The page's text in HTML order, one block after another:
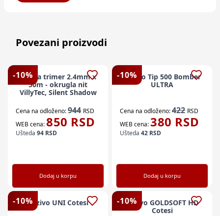
Povezani proizvodi
-10%
Silk za trimer 2.4mm x
50m - okrugla nit
VillyTec, Silent Shadow
Cena na odloženo:944 RSD
WEB cena:850 RSD
Ušteda 94 RSD
Dodaj u korpu
-10%
Vezivo Tip 500 Bomber
ULTRA
Cena na odloženo:422 RSD
WEB cena:380 RSD
Ušteda 42 RSD
Dodaj u korpu
-10%
Vezivo UNI Cotesi -10%
Vezivo GOLDSOFT HD
Cotesi